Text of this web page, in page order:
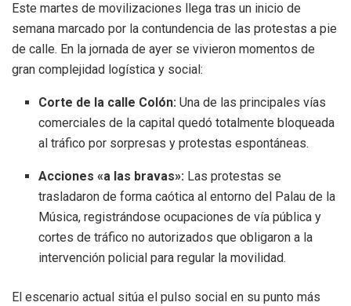
Este martes de movilizaciones llega tras un inicio de
semana marcado por la contundencia de las protestas a pie
de calle. En la jornada de ayer se vivieron momentos de
gran complejidad logística y social:
Corte de la calle Colón: Una de las principales vías
comerciales de la capital quedó totalmente bloqueada
al tráfico por sorpresas y protestas espontáneas.
Acciones «a las bravas»: Las protestas se
trasladaron de forma caótica al entorno del Palau de la
Música, registrándose ocupaciones de vía pública y
cortes de tráfico no autorizados que obligaron a la
intervención policial para regular la movilidad.
El escenario actual sitúa el pulso social en su punto más